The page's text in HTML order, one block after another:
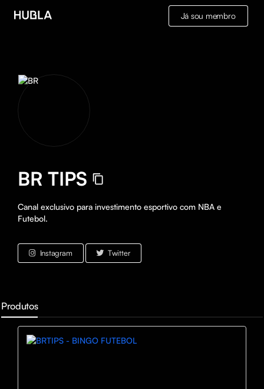
Já sou membro
BR TIPS
Canal exclusivo para investimento esportivo com NBA e
Futebol.
Instagram Twitter
Produtos